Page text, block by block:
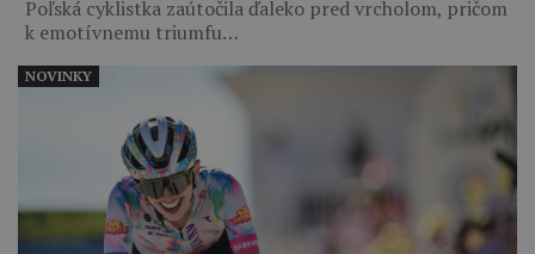
Poľská cyklistka zaútočila ďaleko pred vrcholom, pričom
k emotívnemu triumfu…
NOVINKY